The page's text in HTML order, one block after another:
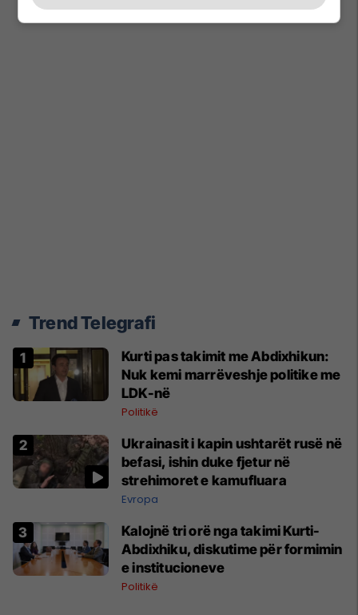
Trend Telegrafi
Kurti pas takimit me Abdixhikun:
Nuk kemi marrëveshje politike me
LDK-në
Politikë
Ukrainasit i kapin ushtarët rusë në
befasi, ishin duke fjetur në
strehimoret e kamufluara
Evropa
Kalojnë tri orë nga takimi Kurti-
Abdixhiku, diskutime për formimin
e institucioneve
Politikë